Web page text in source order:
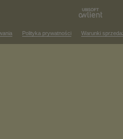
Polityka prywatności Warunki